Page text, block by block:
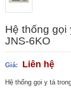
Hệ thống gọi
JNS-6KO
Giá: Liên hệ
Hệ thống gọi y tá